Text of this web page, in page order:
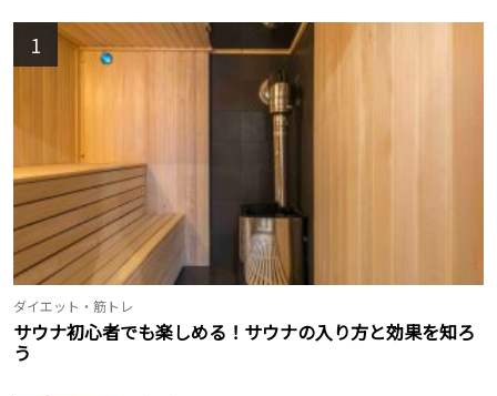
1
ダイエット・筋トレ
サウナ初心者でも楽しめる！サウナの入り方と効果を知ろ
う